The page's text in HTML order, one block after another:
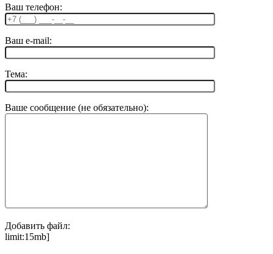
Ваш телефон:
Ваш e-mail:
Тема:
Ваше сообщение (не обязательно):
Добавить файл:
limit:15mb]